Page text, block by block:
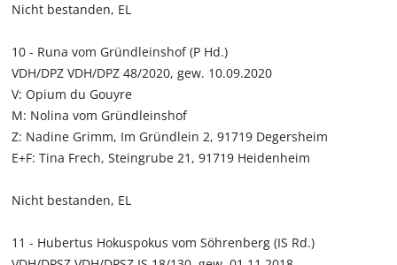
Nicht bestanden, EL
10 - Runa vom Gründleinshof (P Hd.)
VDH/DPZ VDH/DPZ 48/2020, gew. 10.09.2020
V: Opium du Gouyre
M: Nolina vom Gründleinshof
Z: Nadine Grimm, Im Gründlein 2, 91719 Degersheim
E+F: Tina Frech, Steingrube 21, 91719 Heidenheim
Nicht bestanden, EL
11 - Hubertus Hokuspokus vom Söhrenberg (IS Rd.)